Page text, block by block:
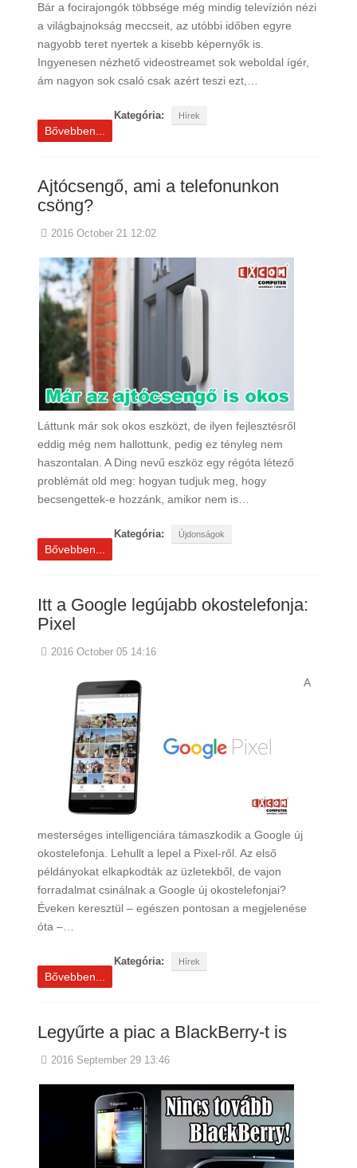
Bár a focirajongók többsége még mindig televízión nézi
a világbajnokság meccseit, az utóbbi időben egyre
nagyobb teret nyertek a kisebb képernyők is.
Ingyenesen nézhető videostreamet sok weboldal ígér,
ám nagyon sok csaló csak azért teszi ezt,…
Kategória: Hírek
Bővebben...
Ajtócsengő, ami a telefonunkon
csöng?
2016 October 21 12:02
Láttunk már sok okos eszközt, de ilyen fejlesztésről
eddig még nem hallottunk, pedig ez tényleg nem
haszontalan. A Ding nevű eszköz egy régóta létező
problémát old meg: hogyan tudjuk meg, hogy
becsengettek-e hozzánk, amikor nem is…
Kategória: Újdonságok
Bővebben...
Itt a Google legújabb okostelefonja:
Pixel
2016 October 05 14:16
A
mesterséges intelligenciára támaszkodik a Google új
okostelefonja. Lehullt a lepel a Pixel-ről. Az első
példányokat elkapkodták az üzletekből, de vajon
forradalmat csinálnak a Google új okostelefonjai?
Éveken keresztül – egészen pontosan a megjelenése
óta –…
Kategória: Hírek
Bővebben...
Legyűrte a piac a BlackBerry-t is
2016 September 29 13:46